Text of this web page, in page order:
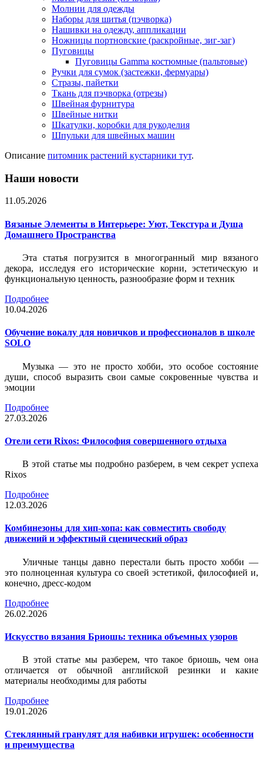
Молнии для одежды
Наборы для шитья (пэчворка)
Нашивки на одежду, аппликации
Ножницы портновские (раскройные, зиг-заг)
Пуговицы
Пуговицы Gamma костюмные (пальтовые)
Ручки для сумок (застежки, фермуары)
Стразы, пайетки
Ткань для пэчворка (отрезы)
Швейная фурнитура
Швейные нитки
Шкатулки, коробки для рукоделия
Шпульки для швейных машин
Описание питомник растений кустарники тут.
Наши новости
11.05.2026
Вязаные Элементы в Интерьере: Уют, Текстура и Душа
Домашнего Пространства
Эта статья погрузится в многогранный мир вязаного
декора, исследуя его исторические корни, эстетическую и
функциональную ценность, разнообразие форм и техник
Подробнее
10.04.2026
Обучение вокалу для новичков и профессионалов в школе
SOLO
Музыка — это не просто хобби, это особое состояние
души, способ выразить свои самые сокровенные чувства и
эмоции
Подробнее
27.03.2026
Отели сети Rixos: Философия совершенного отдыха
В этой статье мы подробно разберем, в чем секрет успеха
Rixos
Подробнее
12.03.2026
Комбинезоны для хип-хопа: как совместить свободу
движений и эффектный сценический образ
Уличные танцы давно перестали быть просто хобби —
это полноценная культура со своей эстетикой, философией и,
конечно, дресс-кодом
Подробнее
26.02.2026
Искусство вязания Бриошь: техника объемных узоров
В этой статье мы разберем, что такое бриошь, чем она
отличается от обычной английской резинки и какие
материалы необходимы для работы
Подробнее
19.01.2026
Стеклянный гранулят для набивки игрушек: особенности
и преимущества